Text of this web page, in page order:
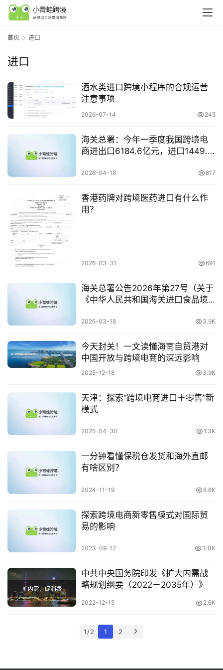
行
实
操
保
税
仓
库
网
热
首页 进口
进口
酒水类进口跨境小程序的合规运营
注意事项
2026-07-14 245
海关总署：今年一季度我国跨境电
商进出口6184.6亿元，进口1449.1
2026-04-18 817
香港药牌对跨境医药进口有什么作
用？
2026-03-31 691
海关总署公告2026年第27号（关于
《中华人民共和国海关进口食品境
关事宜的公告）
2026-03-18 3.9K
今天封关！一文读懂海南自贸港对
中国开放与跨境电商的深远影响
2025-12-18 3.9K
天津：探索“跨境电商进口＋零售”新
模式
2025-04-30 1.3K
一分钟看懂保税仓发货和海外直邮
有啥区别？
2024-11-19 8.8K
探索跨境电商新零售模式对国际贸
易的影响
2023-09-12 3.0K
中共中央国务院印发《扩大内需战
略规划纲要（2022－2035年）》
2022-12-15 2.6K
1 / 2 1 2